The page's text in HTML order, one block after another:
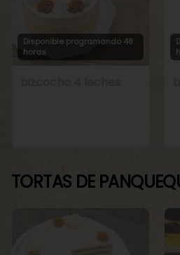
Disponible programando 48
horas
TORTAS DE